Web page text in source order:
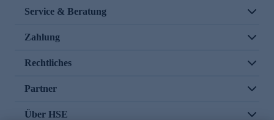
Service & Beratung
Zahlung
Rechtliches
Partner
Über HSE